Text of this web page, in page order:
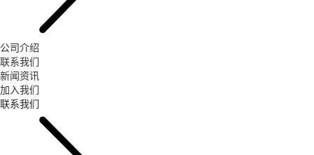
公司介绍
联系我们
新闻资讯
加入我们
联系我们